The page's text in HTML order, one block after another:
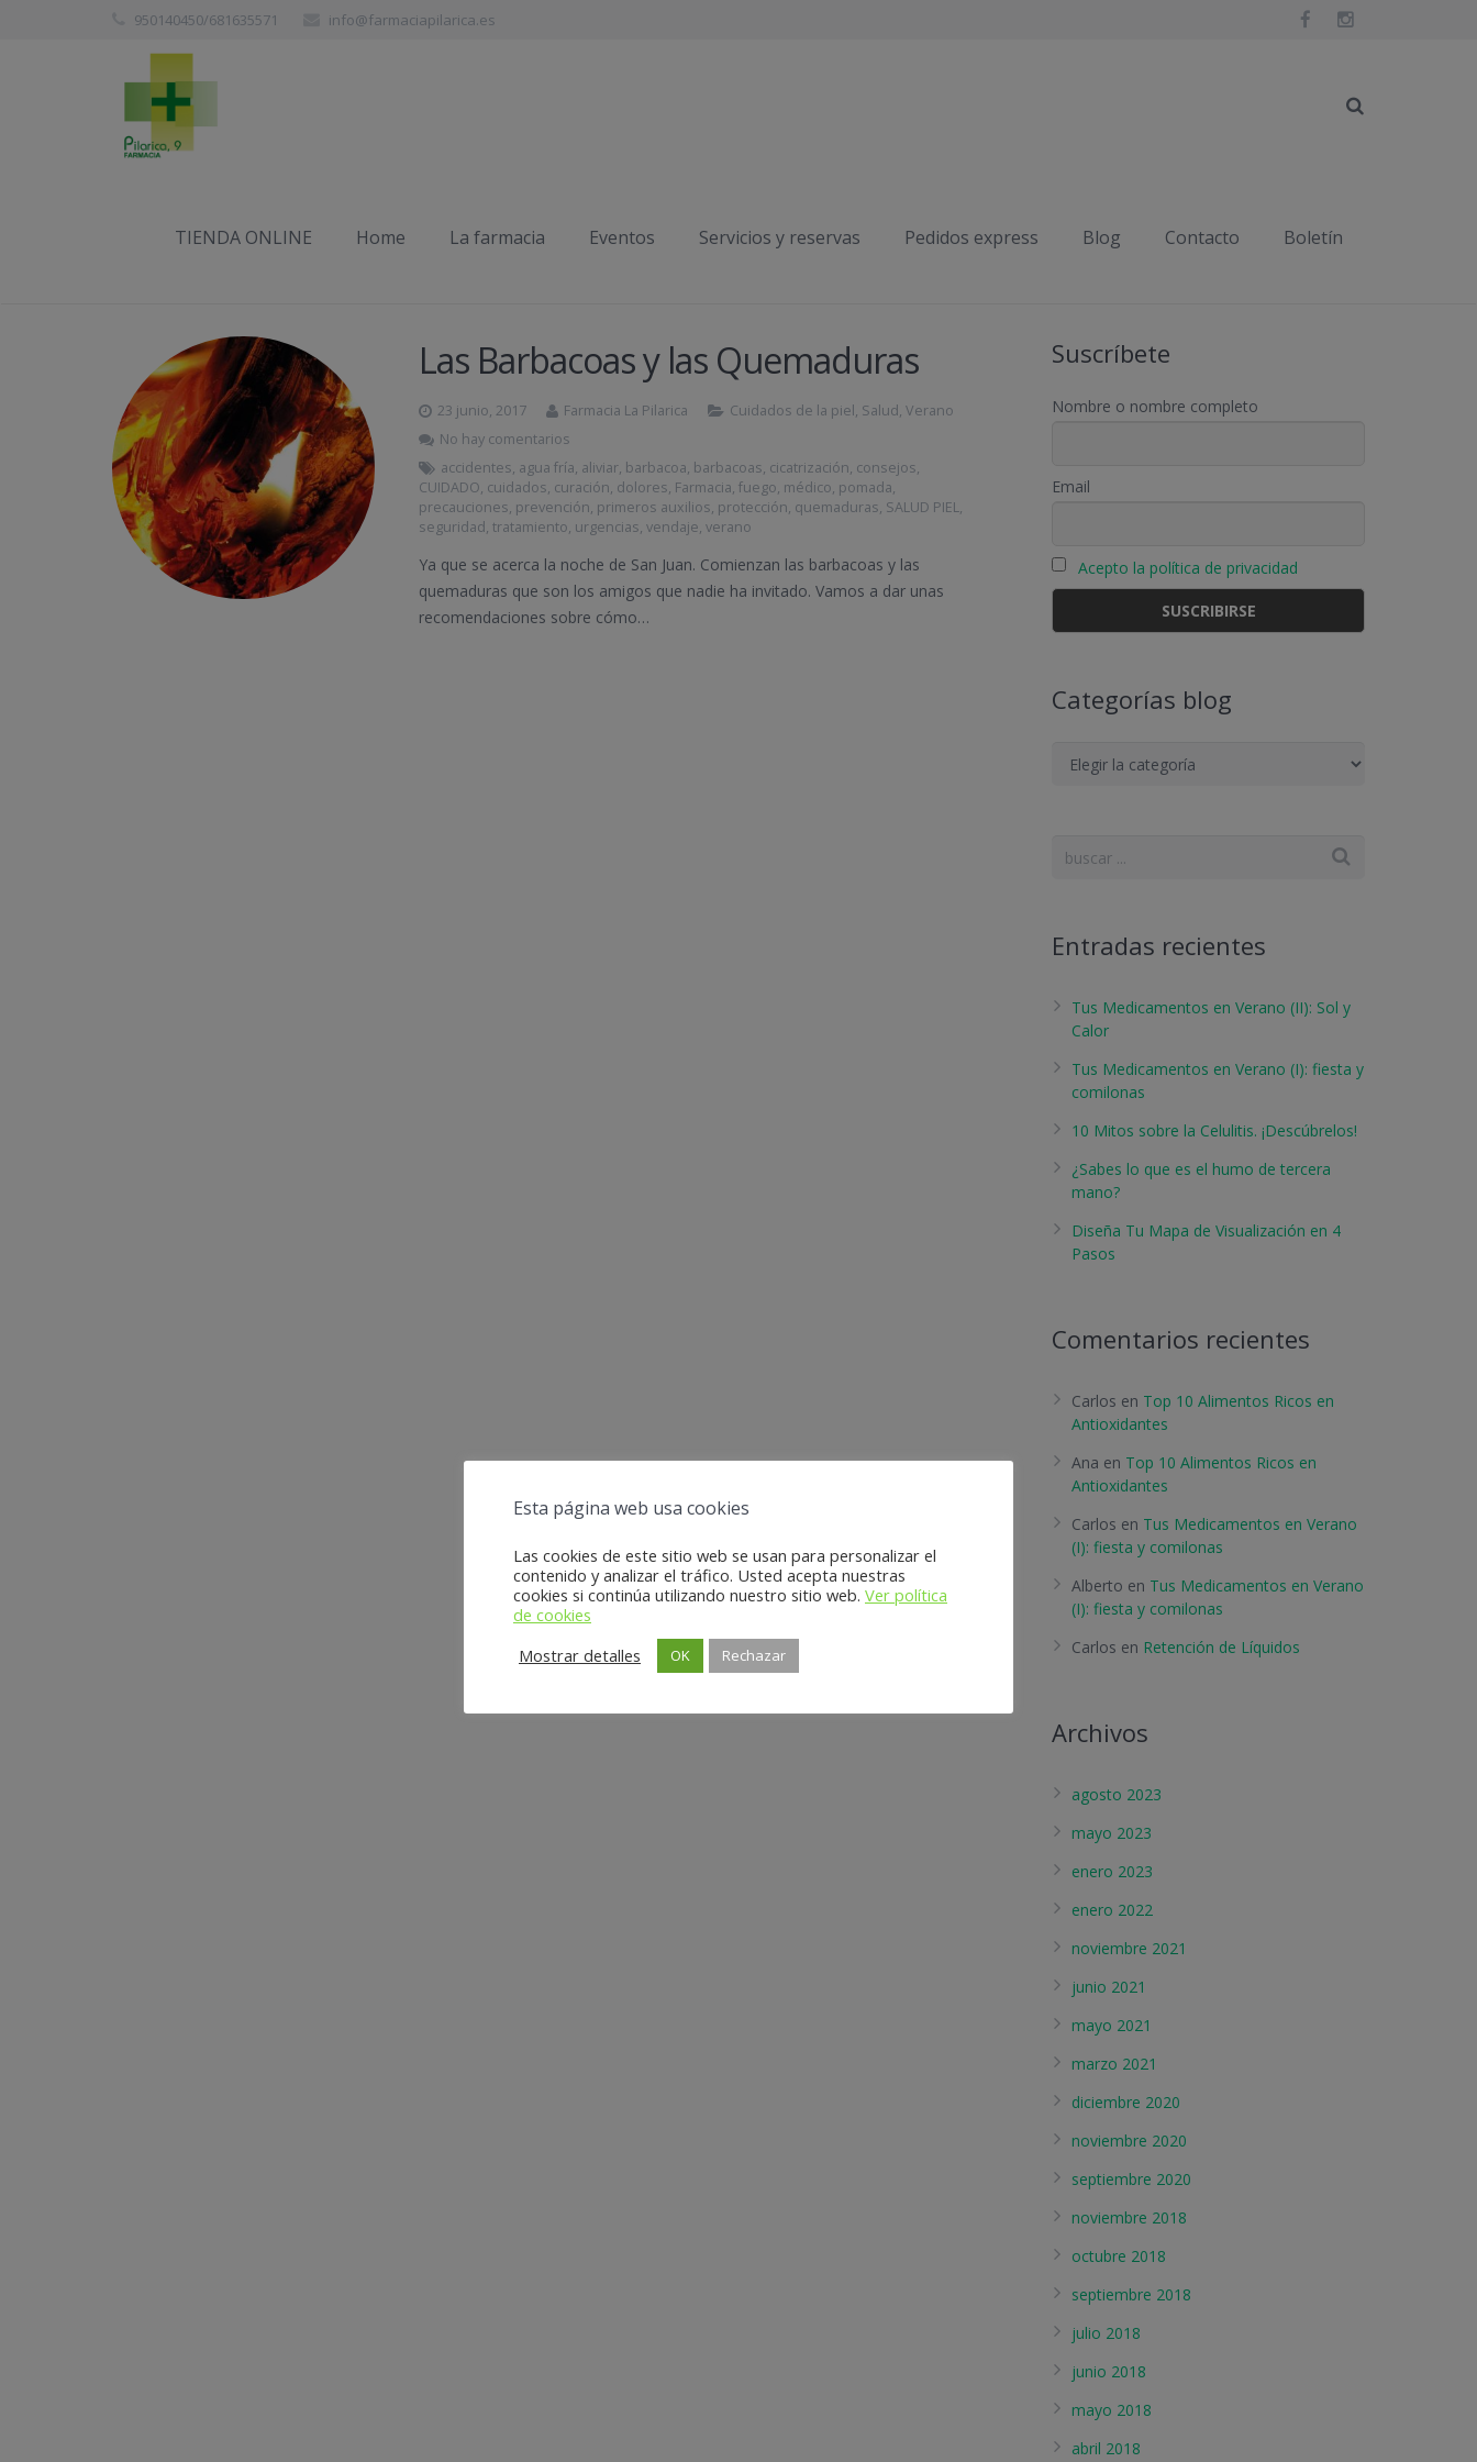
950140450/681635571 info@farmaciapilarica.es
TIENDA ONLINE Home La farmacia Eventos Servicios y reservas Pedidos express Blog Contacto Boletín
Etiqueta:curación
Las Barbacoas y las Quemaduras
23 junio, 2017 Farmacia La Pilarica Cuidados de la piel, Salud,Verano
No hay comentarios
accidentes, agua fría, aliviar, barbacoa, barbacoas, cicatrización, consejos,
CUIDADO, cuidados, curación, dolores, Farmacia,fuego, médico, pomada,
precauciones, prevención, primeros auxilios, protección, quemaduras, SALUD PIEL,
seguridad,tratamiento, urgencias,vendaje,verano
Ya que se acerca la noche de San Juan. Comienzan las barbacoas y las
quemaduras que son los amigos que nadie ha invitado. Vamos a dar unas
recomendaciones sobre cómo…
Suscríbete
Nombre o nombre completo
Email
Acepto la política de privacidad
Categorías blog
Categorías
Entradas recientes
Tus Medicamentos en Verano (II): Sol y
Calor
Tus Medicamentos en Verano (I): fiesta y
comilonas
10 Mitos sobre la Celulitis. ¡Descúbrelos!
¿Sabes lo que es el humo de tercera
mano?
Diseña Tu Mapa de Visualización en 4
Pasos
Comentarios recientes
Carlos en Top 10 Alimentos Ricos en
Antioxidantes
Ana en Top 10 Alimentos Ricos en
Antioxidantes
Carlos en Tus Medicamentos en Verano
(I): fiesta y comilonas
Alberto en Tus Medicamentos en Verano
(I): fiesta y comilonas
Carlos en Retención de Líquidos
Archivos
agosto 2023
mayo 2023
enero 2023
enero 2022
noviembre 2021
junio 2021
mayo 2021
marzo 2021
diciembre 2020
noviembre 2020
septiembre 2020
noviembre 2018
octubre 2018
septiembre 2018
julio 2018
junio 2018
mayo 2018
abril 2018
Esta página web usa cookies
Las cookies de este sitio web se usan para personalizar el
contenido y analizar el tráfico. Usted acepta nuestras
cookies si continúa utilizando nuestro sitio web. Ver política
de cookies
Mostrar detalles
OK Rechazar